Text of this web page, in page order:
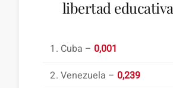
libertad educativa
Cuba – 0,001
Venezuela – 0,239